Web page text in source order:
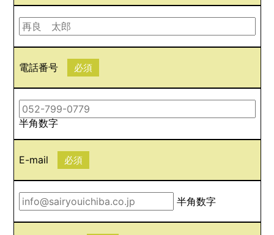
電話番号 必須
半角数字
E-mail 必須
半角数字